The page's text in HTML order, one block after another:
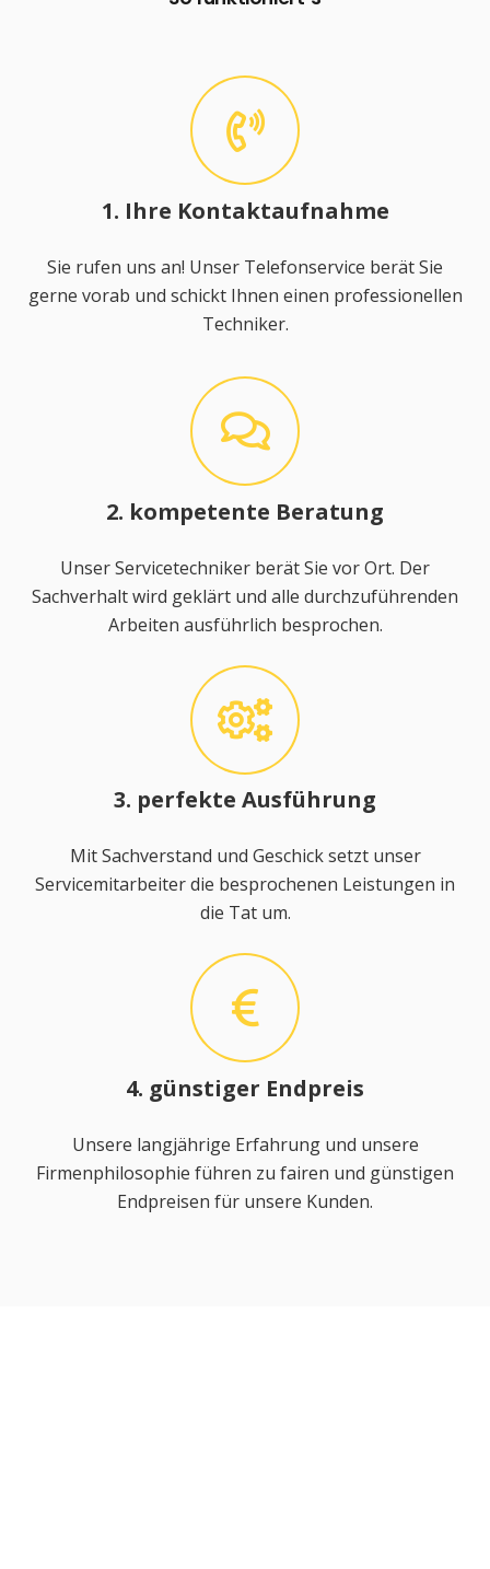
1. Ihre Kontaktaufnahme
Sie rufen uns an! Unser Telefonservice berät Sie
gerne vorab und schickt Ihnen einen professionellen
Techniker.
2. kompetente Beratung
Unser Servicetechniker berät Sie vor Ort. Der
Sachverhalt wird geklärt und alle durchzuführenden
Arbeiten ausführlich besprochen.
3. perfekte Ausführung
Mit Sachverstand und Geschick setzt unser
Servicemitarbeiter die besprochenen Leistungen in
die Tat um.
4. günstiger Endpreis
Unsere langjährige Erfahrung und unsere
Firmenphilosophie führen zu fairen und günstigen
Endpreisen für unsere Kunden.